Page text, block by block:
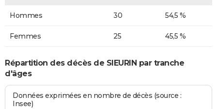
Hommes 30 54,5 %
Femmes 25 45,5 %
Répartition des décès de SIEURIN par tranche
d'âges
Données exprimées en nombre de décès (source :
Insee)